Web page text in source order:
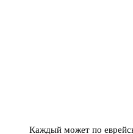
Каждый может по